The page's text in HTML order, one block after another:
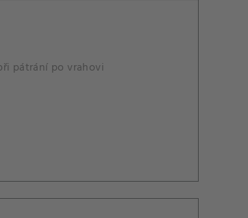
pátrání po vrahovi